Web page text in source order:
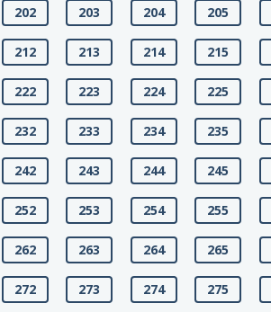
202 203 204 205
212 213 214 215
222 223 224 225
232 233 234 235
242 243 244 245
252 253 254 255
262 263 264 265
272 273 274 275